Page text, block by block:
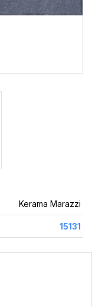
Kerama Marazzi
15131